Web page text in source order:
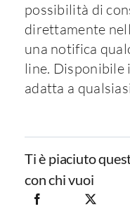
possibilità di
direttamente
una notifica
line. Disponibile
adatta a
Ti è piaciuto
con chi vuoi